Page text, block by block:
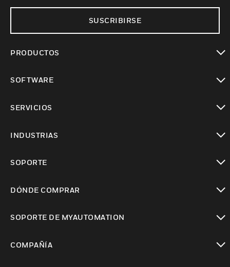
SUSCRIBIRSE
PRODUCTOS
SOFTWARE
SERVICIOS
INDUSTRIAS
SOPORTE
DÓNDE COMPRAR
SOPORTE DE MYAUTOMATION
COMPAÑÍA